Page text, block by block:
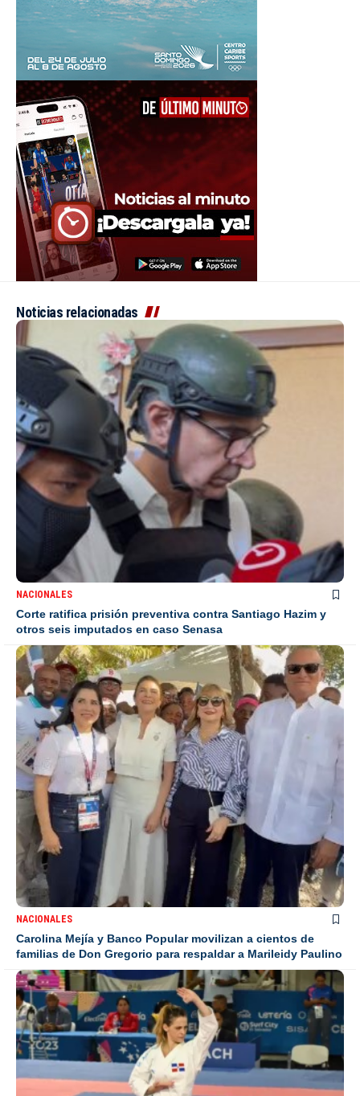
Noticias relacionadas
NACIONALES
Corte ratifica prisión preventiva contra Santiago Hazim y
otros seis imputados en caso Senasa
NACIONALES
Carolina Mejía y Banco Popular movilizan a cientos de
familias de Don Gregorio para respaldar a Marileidy Paulino